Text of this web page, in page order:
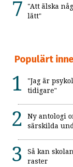
"Att älska
lätt"
Populärt
"Jag är
tidigare"
Ny antologi
särskilda
Så kan
raster